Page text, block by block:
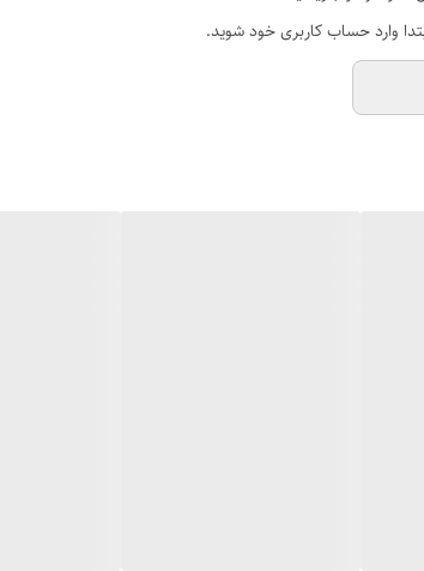
وارد حساب کاربری خود شوید.